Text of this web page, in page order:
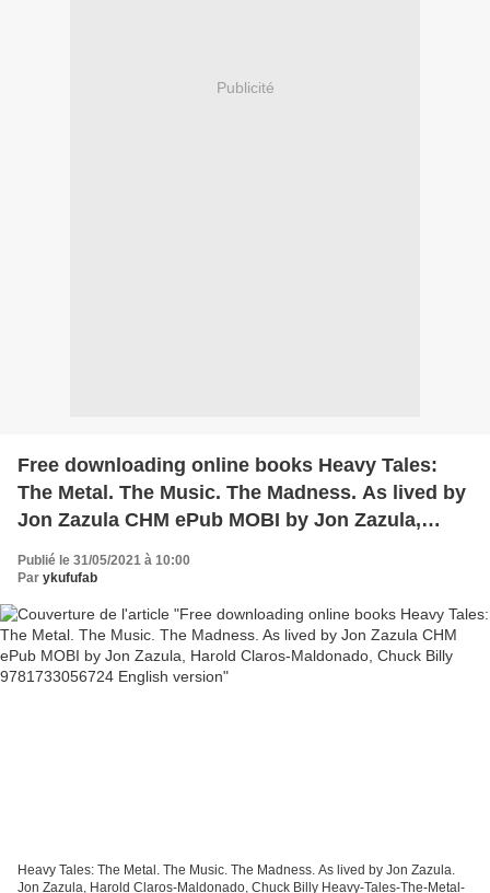
Publicité
Free downloading online books Heavy Tales:
The Metal. The Music. The Madness. As lived by
Jon Zazula CHM ePub MOBI by Jon Zazula,
9781733056724 English version
Publié le 31/05/2021 à 10:00
Par ykufufab
Heavy Tales: The Metal. The Music. The Madness. As lived by Jon Zazula.
Jon Zazula, Harold Claros-Maldonado, Chuck Billy Heavy-Tales-The-Metal-